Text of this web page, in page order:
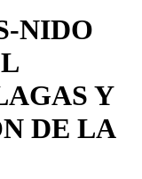
NIDO
Y
DE LA